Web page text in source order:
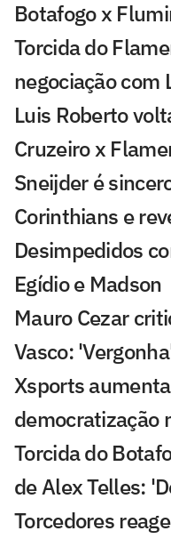
Botafogo x
Torcida do
negociação com
Luis Roberto
Cruzeiro x
Sneijder é
Corinthians e
Desimpedidos
Egídio e Madson
Mauro Cezar
Vasco:
Xsports
democratização
Torcida do
de Alex Telles:
Torcedores